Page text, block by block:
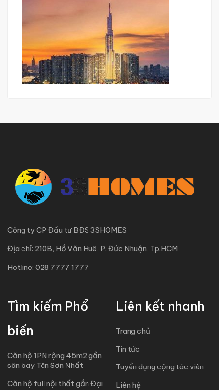
Công ty CP Đầu tư BĐS 3SHOMES
Địa chỉ: 210B, Hồ Văn Huê, P. Đức Nhuận, Tp.HCM
Hotline: 028 7777 1777
Tìm kiếm Phổ
biến
Căn hộ 1PN rộng 45m2 gần
sân bay Tân Sơn Nhất
Căn hộ full nội thất gần Đại
Liên kết nhanh
Trang chủ
Tin tức
Tuyển dụng cộng tác viên
Liên hệ